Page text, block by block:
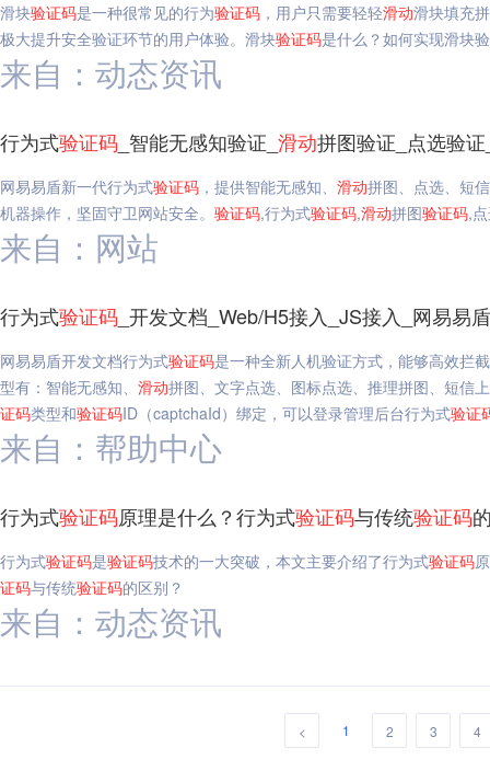
滑块验证码是一种很常见的行为验证码 ，用户只需要轻轻滑动滑块填充
极大提升安全验证环节的用户体验。滑块验证码是什么？如何实现滑块
来自：动态资讯
行为式验证码 _智能无感知验证_ 滑动拼图验证_点选验
网易易盾新一代行为式验证码 ，提供智能无感知、 滑动拼图、点选、短
机器操作，坚固守卫网站安全。 验证码,行为式验证码,滑动拼图验证码,
来自：网站
行为式验证码 _开发文档_Web/H5接入_JS接入_网易易盾
网易易盾开发文档行为式验证码是一种全新人机验证方式，能够高效拦
型有：智能无感知、 滑动拼图、文字点选、图标点选、推理拼图、短信
证码类型和验证码ID（captchaId）绑定，可以登录管理后台行为式验证
来自：帮助中心
行为式验证码原理是什么？行为式验证码与传统验证码
行为式验证码是验证码技术的一大突破，本文主要介绍了行为式验证码
证码与传统验证码的区别？
来自：动态资讯
< 1 2 3 4